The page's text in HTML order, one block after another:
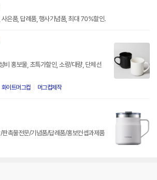
은품, 답례품, 행사기념품, 최대 70%할인.
비 홍보물, 초특가할인, 소량/대량, 단체선
화이트머그컵 머그컵제작
촉물전문/기념품/답례품/홍보컨셉과제품